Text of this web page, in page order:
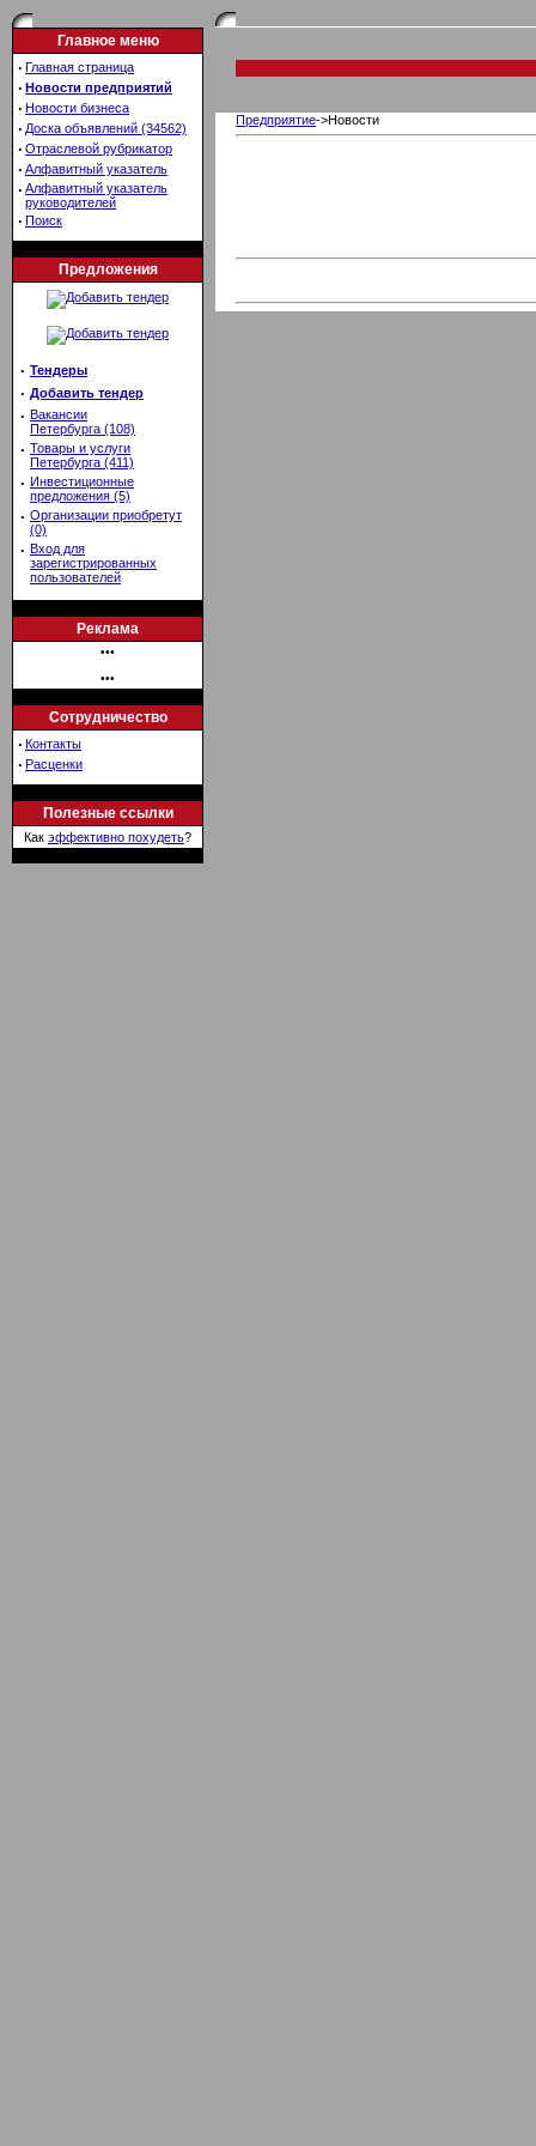
Главное меню
· Главная страница
· Новости предприятий
· Новости бизнеса
· Доска объявлений (34562)
· Отраслевой рубрикатор
· Алфавитный указатель
· Алфавитный указатель
руководителей
· Поиск
Предложения
· Тендеры
· Добавить тендер
· Вакансии
Петербурга (108)
· Товары и услуги
Петербурга (411)
· Инвестиционные
предложения (5)
· Организации приобретут
(0)
· Вход для
зарегистрированных
пользователей
Реклама
•••
•••
Сотрудничество
· Контакты
· Расценки
Полезные ссылки
Как эффективно похудеть?
Предприятие->Новости